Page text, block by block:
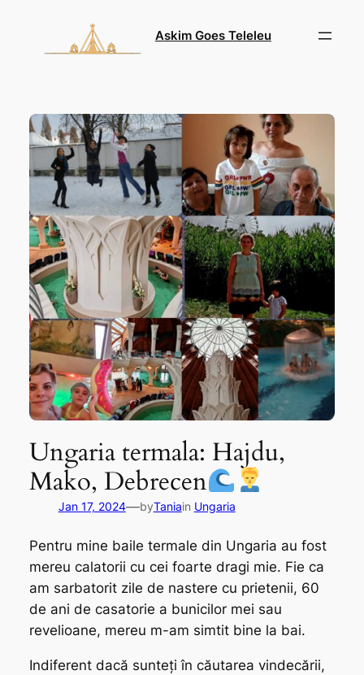
content
Askim Goes Teleleu
Ungaria termala: Hajdu,
Mako, Debrecen
Jan 17, 2024—byTaniain Ungaria
Pentru mine baile termale din Ungaria au fost
mereu calatorii cu cei foarte dragi mie. Fie ca
am sarbatorit zile de nastere cu prietenii, 60
de ani de casatorie a bunicilor mei sau
revelioane, mereu m-am simtit bine la bai.
Indiferent dacă sunteți în căutarea vindecării,